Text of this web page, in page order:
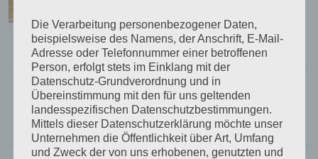
Standardsortierung
ANZEIGEN: 12 24 ALLE:
zzgl.Versandkosten
Die Verarbeitung personenbezogener Daten,
beispielsweise des Namens, der Anschrift, E-Mail-
Adresse oder Telefonnummer einer betroffenen
Person, erfolgt stets im Einklang mit der
Datenschutz-Grundverordnung und in
Übereinstimmung mit den für uns geltenden
landesspezifischen Datenschutzbestimmungen.
Mittels dieser Datenschutzerklärung möchte unser
Unternehmen die Öffentlichkeit über Art, Umfang
und Zweck der von uns erhobenen, genutzten und